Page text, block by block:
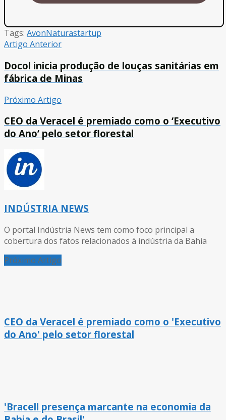
Tags: AvonNaturastartup
Artigo Anterior
Docol inicia produção de louças sanitárias em
fábrica de Minas
Próximo Artigo
CEO da Veracel é premiado como o ‘Executivo
do Ano’ pelo setor florestal
INDÚSTRIA NEWS
O portal Indústria News tem como foco principal a
cobertura dos fatos relacionados à indústria da Bahia
Próximo Artigo
CEO da Veracel é premiado como o 'Executivo
do Ano' pelo setor florestal
'Bracell presença marcante na economia da